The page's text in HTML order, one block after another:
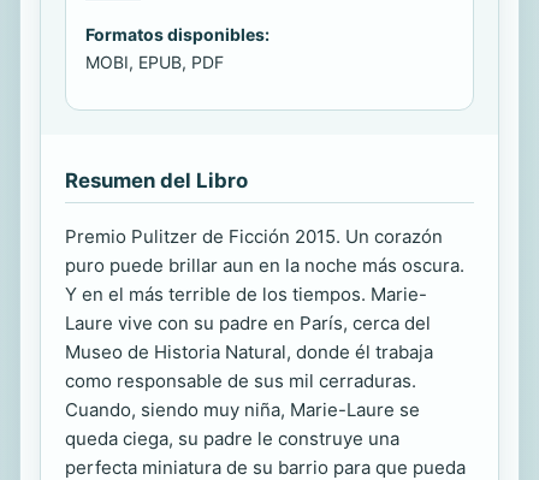
Formatos disponibles:
MOBI, EPUB, PDF
Resumen del Libro
Premio Pulitzer de Ficción 2015. Un corazón
puro puede brillar aun en la noche más oscura.
Y en el más terrible de los tiempos. Marie-
Laure vive con su padre en París, cerca del
Museo de Historia Natural, donde él trabaja
como responsable de sus mil cerraduras.
Cuando, siendo muy niña, Marie-Laure se
queda ciega, su padre le construye una
perfecta miniatura de su barrio para que pueda